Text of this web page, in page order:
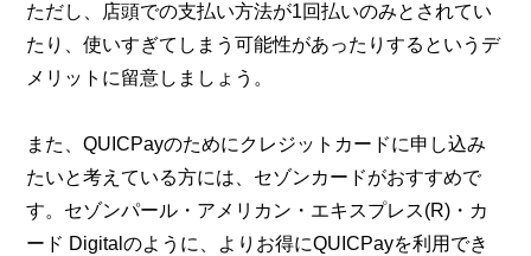
ただし、店頭での支払い方法が1回払いのみとされてい
たり、使いすぎてしまう可能性があったりするというデ
メリットに留意しましょう。
また、QUICPayのためにクレジットカードに申し込み
たいと考えている方には、セゾンカードがおすすめで
す。セゾンパール・アメリカン・エキスプレス(R)・カ
ード Digitalのように、よりお得にQUICPayを利用でき